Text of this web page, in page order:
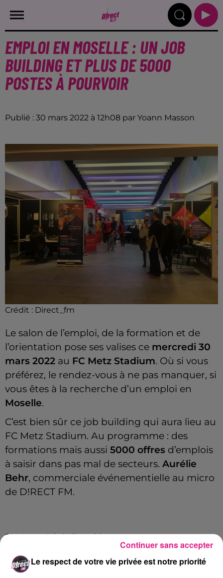
EMPLOI EN MOSELLE : UN JOB
BUILDING ET PLUS DE 5000
POSTES À POURVOIR
Publié : 30 mars 2022 à 12h08 par Yoann Masson
Crédit : Direct_fm
Le salon de l’emploi, de la formation et de
l’orientation pose ses valises ce mercredi 30
mars 2022 au FC Metz Stadium. Où si vous
préférez, le rendez-vous à ne pas manquer, si
vous êtes à la recherche d’un emploi en
Moselle.
C’est bien sûr ce job building qui aura lieu au
FC Metz Stadium. Au programme : des
formations mais aussi 5000 offres d’emplois
à saisir dans pas mal de secteurs. Aurélie
Behr, commerciale événementielle au micro
de D!RECT FM.
5000 emplois à disposition.
Le respect de votre vie privée est notre priorité
Continuer sans accepter